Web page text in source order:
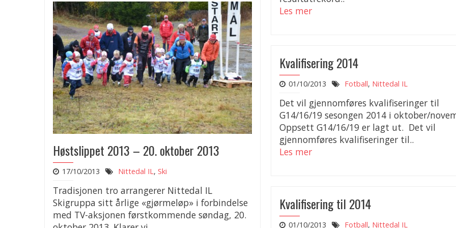
Les mer
Høstslippet 2013 – 20. oktober 2013
17/10/2013 Nittedal IL, Ski
Tradisjonen tro arrangerer Nittedal IL
Skigruppa sitt årlige «gjørmeløp» i forbindelse
med TV-aksjonen førstkommende søndag, 20.
Kvalifisering 2014
01/10/2013 Fotball, Nittedal IL
Det vil gjennomføres kvalifiseringer til
G14/16/19 sesongen 2014 i oktober/
Oppsett G14/16/19 er lagt ut. Det vil
gjennomføres kvalifiseringer til..
Les mer
Kvalifisering til 2014
01/10/2013 Fotball, Nittedal IL